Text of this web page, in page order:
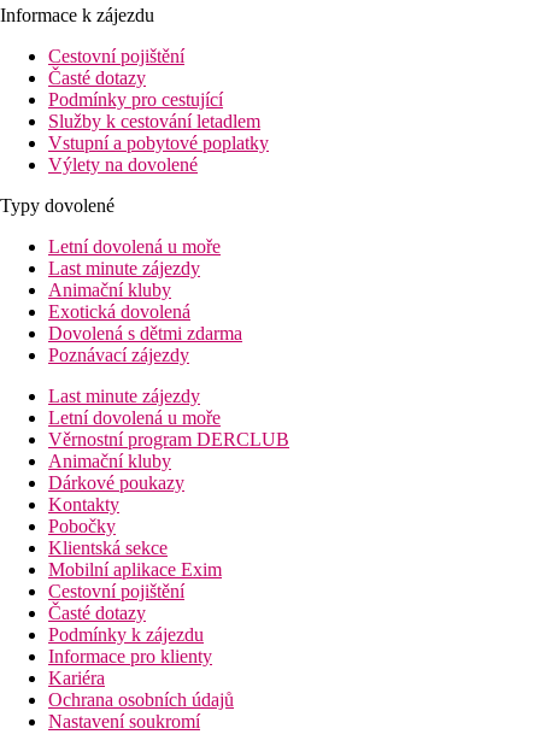
Informace k zájezdu
Cestovní pojištění
Časté dotazy
Podmínky pro cestující
Služby k cestování letadlem
Vstupní a pobytové poplatky
Výlety na dovolené
Typy dovolené
Letní dovolená u moře
Last minute zájezdy
Animační kluby
Exotická dovolená
Dovolená s dětmi zdarma
Poznávací zájezdy
Last minute zájezdy
Letní dovolená u moře
Věrnostní program DERCLUB
Animační kluby
Dárkové poukazy
Kontakty
Pobočky
Klientská sekce
Mobilní aplikace Exim
Cestovní pojištění
Časté dotazy
Podmínky k zájezdu
Informace pro klienty
Kariéra
Ochrana osobních údajů
Nastavení soukromí